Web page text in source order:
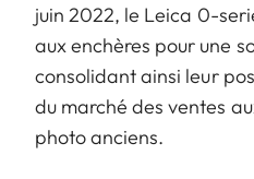
juin 2022, le Leica 0-
aux enchères pour une
consolidant ainsi leur
du marché des ventes
photo anciens.